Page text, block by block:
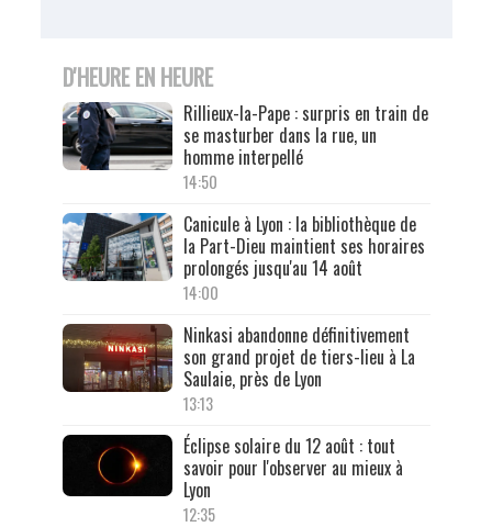
D'HEURE EN HEURE
Rillieux-la-Pape : surpris en train de
se masturber dans la rue, un
homme interpellé
14:50
Canicule à Lyon : la bibliothèque de
la Part-Dieu maintient ses horaires
prolongés jusqu'au 14 août
14:00
Ninkasi abandonne définitivement
son grand projet de tiers-lieu à La
Saulaie, près de Lyon
13:13
Éclipse solaire du 12 août : tout
savoir pour l'observer au mieux à
Lyon
12:35